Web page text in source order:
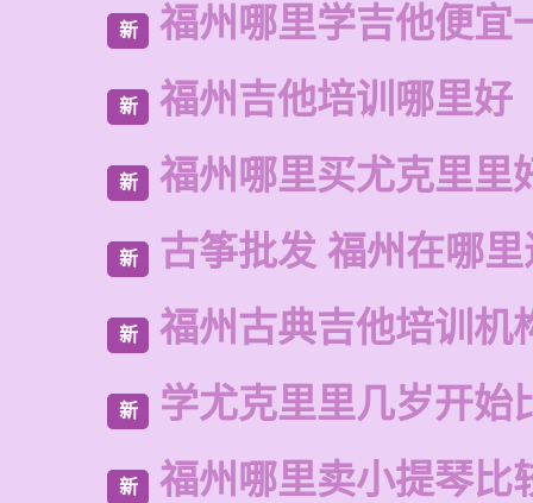
新 福州哪里学吉他便宜
新 福州吉他培训哪里好
新 福州哪里买尤克里里
新 古筝批发 福州在哪
新 福州古典吉他培训机
新 学尤克里里几岁开始
新 福州哪里卖小提琴比